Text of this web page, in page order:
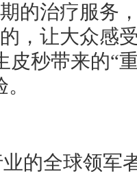
的治疗服务
，让大众感
皮秒带来的“
的全球领军